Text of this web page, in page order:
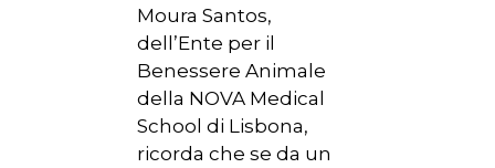
Moura Santos,
dell’Ente per il
Benessere Animale
della NOVA Medical
School di Lisbona,
ricorda che se da un